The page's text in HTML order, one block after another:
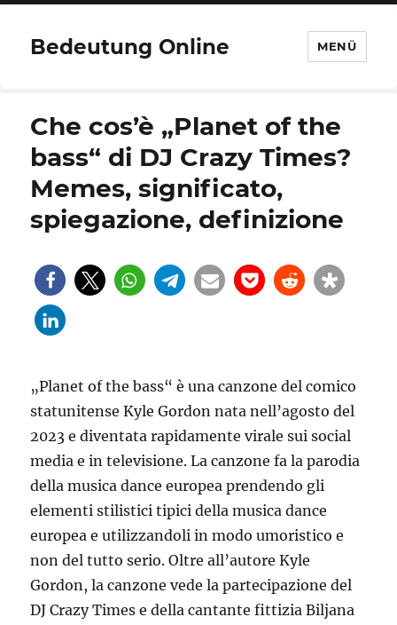
Bedeutung Online MENÜ
Che cos’è „Planet of the
bass“ di DJ Crazy Times?
Memes, significato,
spiegazione, definizione
„Planet of the bass“ è una canzone del comico
statunitense Kyle Gordon nata nell’agosto del
2023 e diventata rapidamente virale sui social
media e in televisione. La canzone fa la parodia
della musica dance europea prendendo gli
elementi stilistici tipici della musica dance
europea e utilizzandoli in modo umoristico e
non del tutto serio. Oltre all’autore Kyle
Gordon, la canzone vede la partecipazione del
DJ Crazy Times e della cantante fittizia Biljana